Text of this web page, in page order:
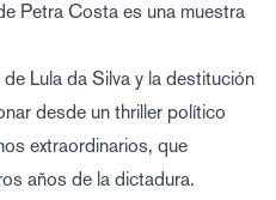
Petra Costa es una muestra
Lula da Silva y la destitución
desde un thriller político
extraordinarios, que
años de la dictadura.